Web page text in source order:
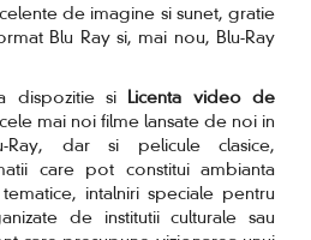
de imagine si sunet, gratie
Blu Ray si, mai nou, Blu-Ray
dispozitie si
Licenta video de
mai noi filme lansate de noi in
Ray, dar si pelicule clasice,
care pot constitui ambianta
intalniri speciale pentru
de institutii culturale sau